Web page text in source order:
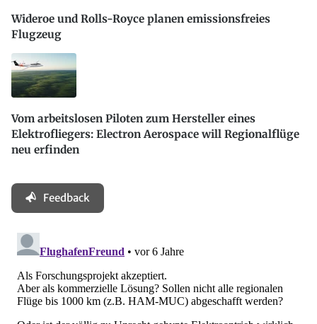
Wideroe und Rolls-Royce planen emissionsfreies
Flugzeug
Vom arbeitslosen Piloten zum Hersteller eines
Elektrofliegers: Electron Aerospace will Regionalflüge
neu erfinden
Feedback